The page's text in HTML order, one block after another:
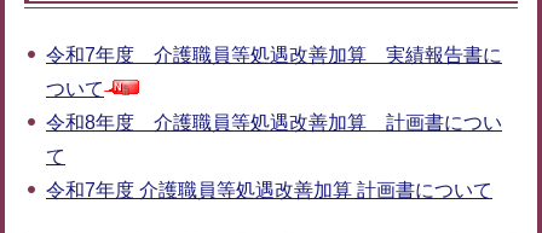
令和7年度 介護職員等処遇改善加算 実績報告書に
ついて
令和8年度 介護職員等処遇改善加算 計画書につい
て
令和7年度 介護職員等処遇改善加算 計画書について